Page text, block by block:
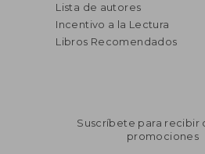
Lista de autores
Incentivo a la Lectura
Libros Recomendados
Suscríbete para recibir
promociones